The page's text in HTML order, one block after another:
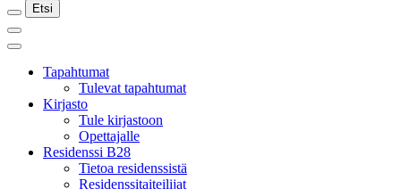
Etsi
Etsi
Etsi
Päävalikko
Sulje
päävalikkoTapahtumat
Tulevat tapahtumat
Kirjasto
Tule kirjastoon
Opettajalle
Residenssi B28
Tietoa residenssistä
Residenssitaiteilijat